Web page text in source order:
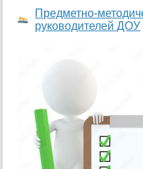
Предметно-
руководителей ДОУ